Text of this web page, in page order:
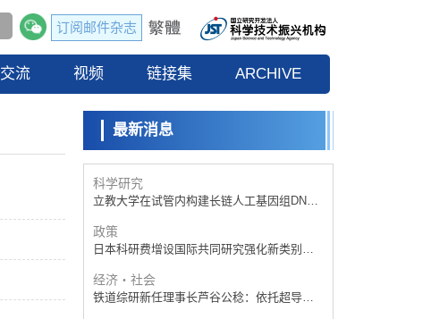
交流 视频 链接集 ARCHIVE
订阅邮件杂志
最新消息
用于量子计算机
科学研究
开发出300亿年仅误差1秒的光晶格钟，构建
网络将其打造为下一代社会基础设施
展社会公众创造力，依托产学合作推进研发
科学研究
大阪大学开发出膜脂质可视化工具，使脂质
探针的高效开发成为可能
科学研究
立教大学在试管内构建长链人工基因组DNA
工细胞
政策
日本科研费增设国际共同研究强化新类别，
经济・社会
铁道综研新任理事长芦谷公稔：依托超导和